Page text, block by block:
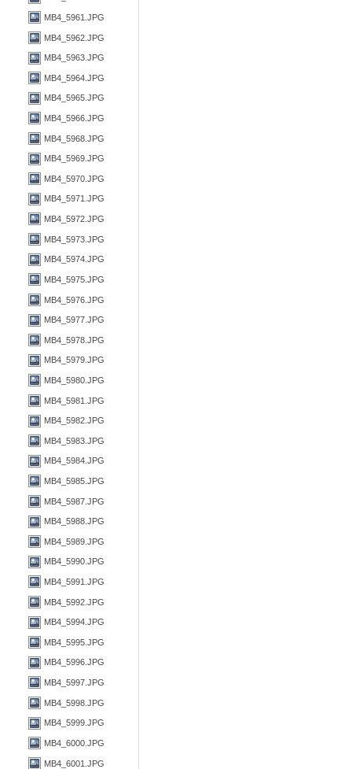
MB4_5961.JPG
MB4_5962.JPG
MB4_5963.JPG
MB4_5964.JPG
MB4_5965.JPG
MB4_5966.JPG
MB4_5968.JPG
MB4_5969.JPG
MB4_5970.JPG
MB4_5971.JPG
MB4_5972.JPG
MB4_5973.JPG
MB4_5974.JPG
MB4_5975.JPG
MB4_5976.JPG
MB4_5977.JPG
MB4_5978.JPG
MB4_5979.JPG
MB4_5980.JPG
MB4_5981.JPG
MB4_5982.JPG
MB4_5983.JPG
MB4_5984.JPG
MB4_5985.JPG
MB4_5987.JPG
MB4_5988.JPG
MB4_5989.JPG
MB4_5990.JPG
MB4_5991.JPG
MB4_5992.JPG
MB4_5994.JPG
MB4_5995.JPG
MB4_5996.JPG
MB4_5997.JPG
MB4_5998.JPG
MB4_5999.JPG
MB4_6000.JPG
MB4_6001.JPG